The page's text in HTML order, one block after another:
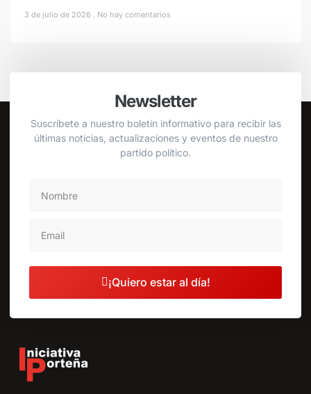
3 de julio de 2026 No hay comentarios
Newsletter
Suscríbete a nuestro boletín informativo para recibir las
últimas noticias, actualizaciones y eventos de nuestro
partido político.
¡Quiero estar al día!